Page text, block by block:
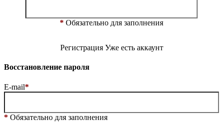
* Обязательно для заполнения
Регистрация Уже есть аккаунт
Восстановление пароля
E-mail*
* Обязательно для заполнения